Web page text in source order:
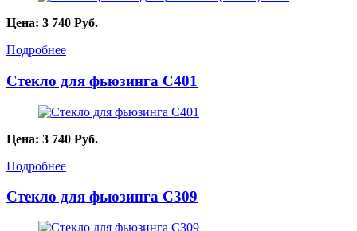
Цена: 3 740 Руб.
Подробнее
Стекло для фьюзинга C401
Цена: 3 740 Руб.
Подробнее
Стекло для фьюзинга C309